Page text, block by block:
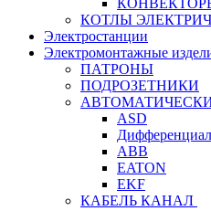
КОТЛЫ
Электростанции
Электромонтажные
ПАТРОНЫ
ПОДРОЗЕТНИКИ
ASD
ABB
EATON
EKF
КАБЕЛЬ КАНАЛ